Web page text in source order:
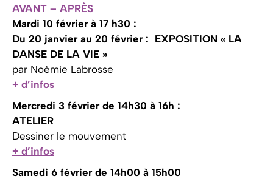
AVANT – APRÈS
Mardi 10 février à 17 h30 :
Du 20 janvier au 20 février : EXPOSITION « LA
DANSE DE LA VIE »
par Noémie Labrosse
+ d’infos
Mercredi 3 février de 14h30 à 16h :
ATELIER
Dessiner le mouvement
+ d’infos
Samedi 6 février de 14h00 à 15h00